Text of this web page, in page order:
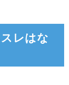
レはな